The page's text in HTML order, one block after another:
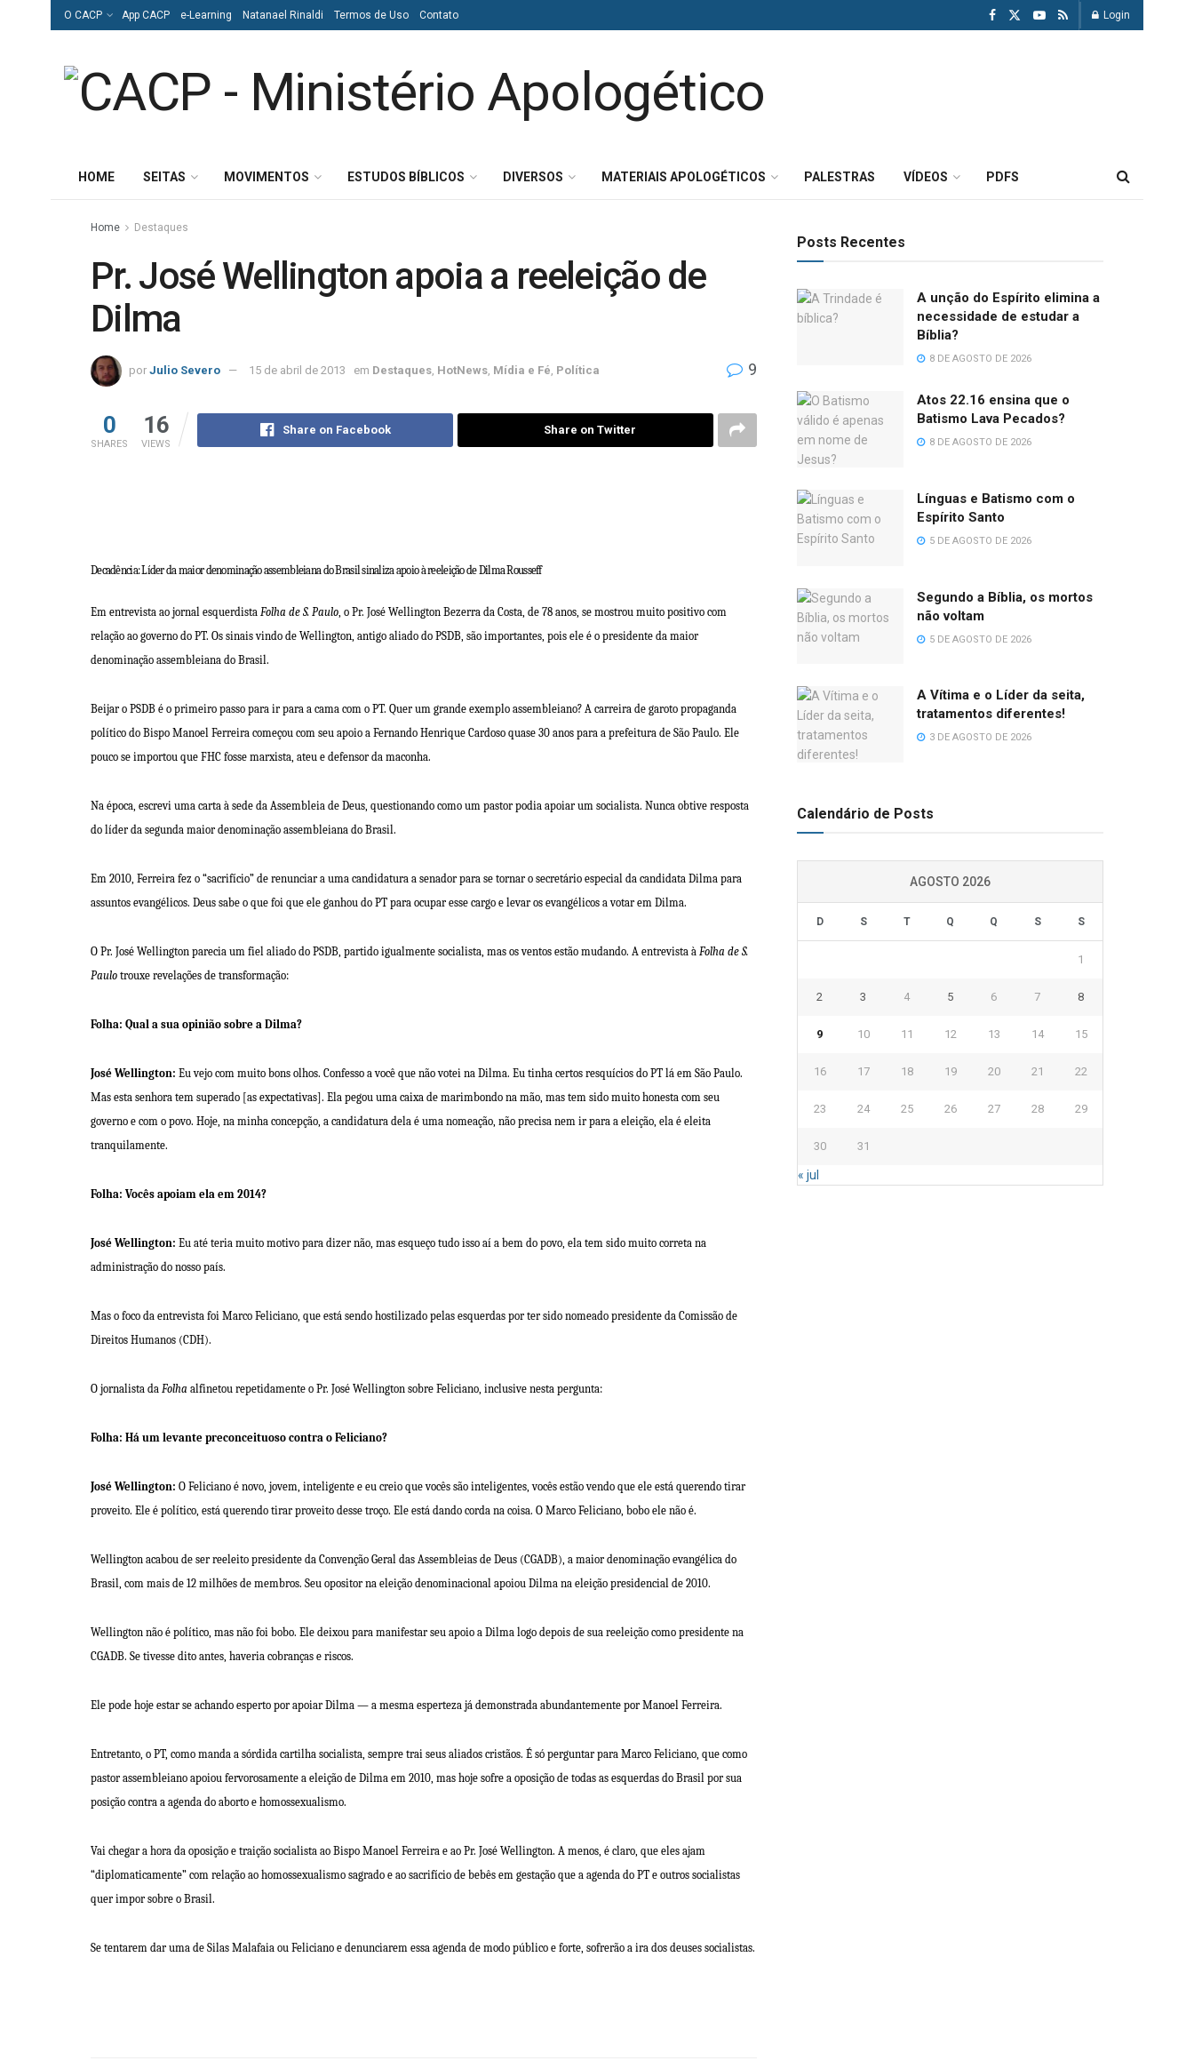
O CACP App CACP e-Learning Natanael Rinaldi Termos de Uso Contato Login
HOME SEITAS MOVIMENTOS ESTUDOS BÍBLICOS DIVERSOS MATERIAIS APOLOGÉTICOS PALESTRAS VÍDEOS PDFS
Home Destaques
Pr. José Wellington apoia a reeleição de
Dilma
por Julio Severo 15 de abril de 2013 em Destaques HotNews Mídia e Fé Política 9
0
SHARES
16
VIEWS
Share on Facebook Share on Twitter
Decadência: Líder da maior denominação assembleiana do Brasil sinaliza apoio à reeleição de Dilma Rousseff
Em entrevista ao jornal esquerdista Folha de S. Paulo , o Pr. José Wellington Bezerra da Costa, de 78 anos, se mostrou muito positivo com
relação ao governo do PT. Os sinais vindo de Wellington, antigo aliado do PSDB, são importantes, pois ele é o presidente da maior
denominação assembleiana do Brasil.
Beijar o PSDB é o primeiro passo para ir para a cama com o PT. Quer um grande exemplo assembleiano? A carreira de garoto propaganda
político do Bispo Manoel Ferreira começou com seu apoio a Fernando Henrique Cardoso quase 30 anos para a prefeitura de São Paulo. Ele
pouco se importou que FHC fosse marxista, ateu e defensor da maconha.
Na época, escrevi uma carta à sede da Assembleia de Deus, questionando como um pastor podia apoiar um socialista. Nunca obtive resposta
do líder da segunda maior denominação assembleiana do Brasil.
Em 2010, Ferreira fez o “sacrifício” de renunciar a uma candidatura a senador para se tornar o secretário especial da candidata Dilma para
assuntos evangélicos. Deus sabe o que foi que ele ganhou do PT para ocupar esse cargo e levar os evangélicos a votar em Dilma.
O Pr. José Wellington parecia um fiel aliado do PSDB, partido igualmente socialista, mas os ventos estão mudando. A entrevista à Folha de S.
Paulo trouxe revelações de transformação:
Folha: Qual a sua opinião sobre a Dilma?
José Wellington: Eu vejo com muito bons olhos. Confesso a você que não votei na Dilma. Eu tinha certos resquícios do PT lá em São Paulo.
Mas esta senhora tem superado [as expectativas]. Ela pegou uma caixa de marimbondo na mão, mas tem sido muito honesta com seu
governo e com o povo. Hoje, na minha concepção, a candidatura dela é uma nomeação, não precisa nem ir para a eleição, ela é eleita
tranquilamente.
Folha: Vocês apoiam ela em 2014?
José Wellington: Eu até teria muito motivo para dizer não, mas esqueço tudo isso aí a bem do povo, ela tem sido muito correta na
administração do nosso país.
Mas o foco da entrevista foi Marco Feliciano, que está sendo hostilizado pelas esquerdas por ter sido nomeado presidente da Comissão de
Direitos Humanos (CDH).
O jornalista da Folha alfinetou repetidamente o Pr. José Wellington sobre Feliciano, inclusive nesta pergunta:
Folha: Há um levante preconceituoso contra o Feliciano?
José Wellington: O Feliciano é novo, jovem, inteligente e eu creio que vocês são inteligentes, vocês estão vendo que ele está querendo tirar
proveito. Ele é político, está querendo tirar proveito desse troço. Ele está dando corda na coisa. O Marco Feliciano, bobo ele não é.
Wellington acabou de ser reeleito presidente da Convenção Geral das Assembleias de Deus (CGADB), a maior denominação evangélica do
Brasil, com mais de 12 milhões de membros. Seu opositor na eleição denominacional apoiou Dilma na eleição presidencial de 2010.
Wellington não é político, mas não foi bobo. Ele deixou para manifestar seu apoio a Dilma logo depois de sua reeleição como presidente na
CGADB. Se tivesse dito antes, haveria cobranças e riscos.
Ele pode hoje estar se achando esperto por apoiar Dilma — a mesma esperteza já demonstrada abundantemente por Manoel Ferreira.
Entretanto, o PT, como manda a sórdida cartilha socialista, sempre trai seus aliados cristãos. É só perguntar para Marco Feliciano, que como
pastor assembleiano apoiou fervorosamente a eleição de Dilma em 2010, mas hoje sofre a oposição de todas as esquerdas do Brasil por sua
posição contra a agenda do aborto e homossexualismo.
Vai chegar a hora da oposição e traição socialista ao Bispo Manoel Ferreira e ao Pr. José Wellington. A menos, é claro, que eles ajam
“diplomaticamente” com relação ao homossexualismo sagrado e ao sacrifício de bebês em gestação que a agenda do PT e outros socialistas
quer impor sobre o Brasil.
Se tentarem dar uma de Silas Malafaia ou Feliciano e denunciarem essa agenda de modo público e forte, sofrerão a ira dos deuses socialistas.
Posts Recentes
A unção do Espírito elimina a
necessidade de estudar a
Bíblia?
8 DE AGOSTO DE 2026
Atos 22.16 ensina que o
Batismo Lava Pecados?
8 DE AGOSTO DE 2026
Línguas e Batismo com o
Espírito Santo
5 DE AGOSTO DE 2026
Segundo a Bíblia, os mortos
não voltam
5 DE AGOSTO DE 2026
A Vítima e o Líder da seita,
tratamentos diferentes!
3 DE AGOSTO DE 2026
Calendário de Posts
AGOSTO 2026
D S T Q Q S S
1
2 3 4 5 6 7 8
9 10 11 12 13 14 15
16 17 18 19 20 21 22
23 24 25 26 27 28 29
30 31
« jul